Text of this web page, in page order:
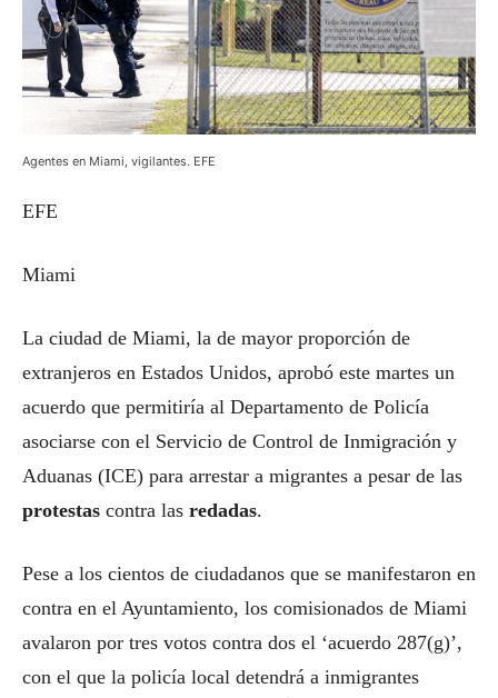
Agentes en Miami, vigilantes. EFE
EFE
Miami
La ciudad de Miami, la de mayor proporción de
extranjeros en Estados Unidos, aprobó este martes un
acuerdo que permitiría al Departamento de Policía
asociarse con el Servicio de Control de Inmigración y
Aduanas (ICE) para arrestar a migrantes a pesar de las
protestas contra las redadas.
Pese a los cientos de ciudadanos que se manifestaron en
contra en el Ayuntamiento, los comisionados de Miami
avalaron por tres votos contra dos el ‘acuerdo 287(g)’,
con el que la policía local detendrá a inmigrantes